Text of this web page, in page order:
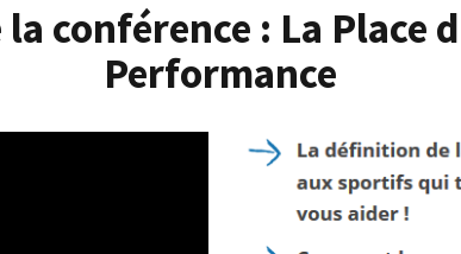
conférence : La Place
Performance